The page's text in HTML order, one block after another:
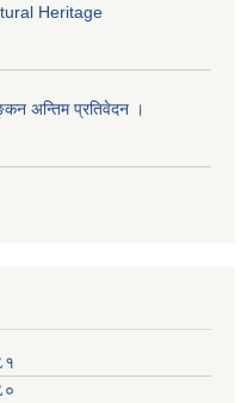
Heritage
अन्तिम प्रतिवेदन ।